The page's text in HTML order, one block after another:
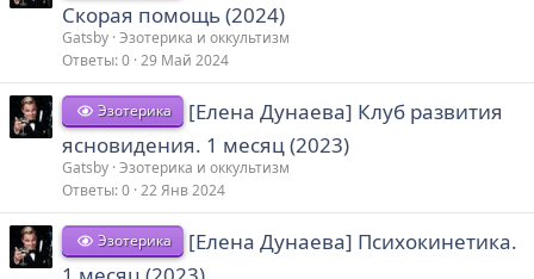
Скорая помощь (2024)
Gatsby Эзотерика и оккультизм
Ответы 0 29 Май 2024
Эзотерика
[Елена Дунаева] Клуб развития
ясновидения. 1 месяц (2023)
Gatsby Эзотерика и оккультизм
Ответы 0 22 Янв 2024
Эзотерика
[Елена Дунаева] Психокинетика.